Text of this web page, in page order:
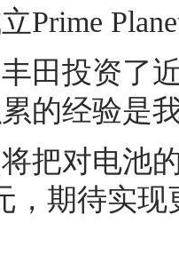
投资了近
的经验是
对电池的
，期待实